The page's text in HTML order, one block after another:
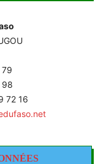
98
72 16